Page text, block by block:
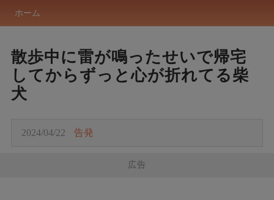
ホーム
散歩中に雷が鳴ったせいで帰宅
してからずっと心が折れてる柴
犬
2024/04/22 告発
広告